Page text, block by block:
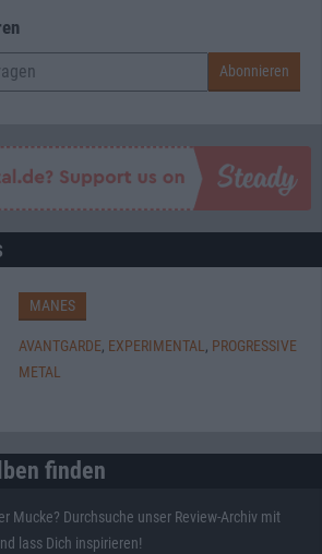
MANES
AVANTGARDE, EXPERIMENTAL, PROGRESSIVE
METAL
finden
Mucke? Durchsuche unser Review-Archiv mit
lass Dich inspirieren!